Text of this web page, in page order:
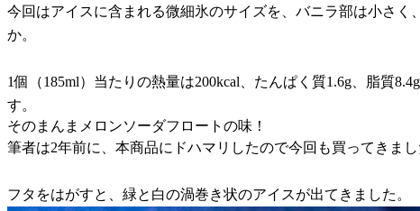
今回はアイスに含まれる微細氷のサイズを、バニラ部は小さ
か。
1個（185ml）当たりの熱量は200kcal、たんぱく質1.6g、脂質
す。
そのまんまメロンソーダフロートの味！
筆者は2年前に、本商品にドハマリしたので今回も買ってきまし
フタをはがすと、緑と白の渦巻き状のアイスが出てきました。